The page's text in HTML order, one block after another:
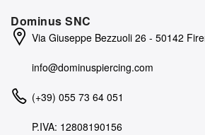
Dominus SNC
Via Giuseppe Bezzuoli 26 - 50142
info@dominuspiercing.com
(+39) 055 73 64 051
P.IVA: 12808190156